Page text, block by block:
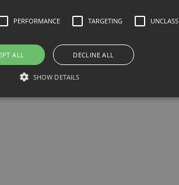
dB…
PERFORMANCE TARGETING
ALL DECLINE ALL
SHOW DETAILS